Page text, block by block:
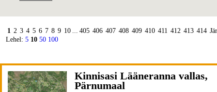
1 2 3 4 5 6 7 8 9 10 ... 405 406 407 408 409 410 411 412 413 414
Lehel: 5 10 50 100
Kinnisasi Lääneranna vallas,
Pärnumaal